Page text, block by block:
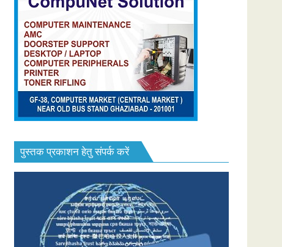
पुस्तक प्रकाशन हेतु संपर्क करें